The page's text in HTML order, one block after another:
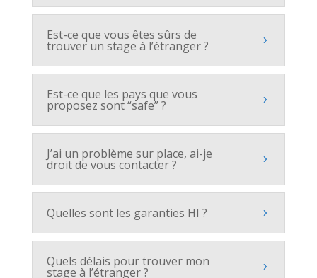
Est-ce que vous êtes sûrs de
trouver un stage à l’étranger ?
Est-ce que les pays que vous
proposez sont “safe” ?
J’ai un problème sur place, ai-je
droit de vous contacter ?
Quelles sont les garanties HI ?
Quels délais pour trouver mon
stage à l’étranger ?